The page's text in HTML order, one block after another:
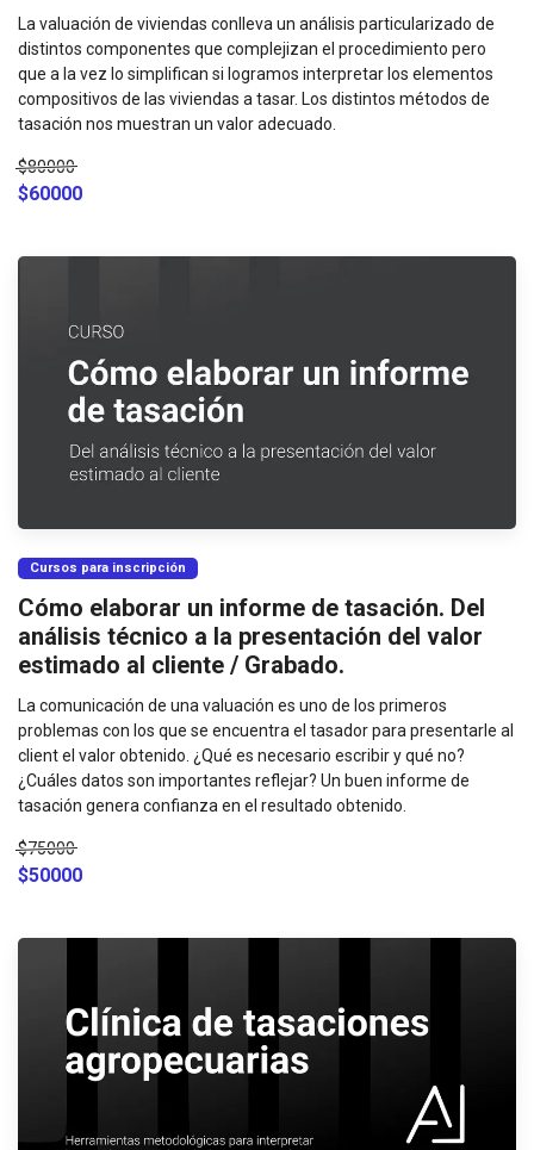
La valuación de viviendas conlleva un análisis particularizado de
distintos componentes que complejizan el procedimiento pero
que a la vez lo simplifican si logramos interpretar los elementos
compositivos de las viviendas a tasar. Los distintos métodos de
tasación nos muestran un valor adecuado.
$80000
$60000
Cursos para inscripción
Cómo elaborar un informe de tasación. Del
análisis técnico a la presentación del valor
estimado al cliente / Grabado.
La comunicación de una valuación es uno de los primeros
problemas con los que se encuentra el tasador para presentarle al
client el valor obtenido. ¿Qué es necesario escribir y qué no?
¿Cuáles datos son importantes reflejar? Un buen informe de
tasación genera confianza en el resultado obtenido.
$75000
$50000